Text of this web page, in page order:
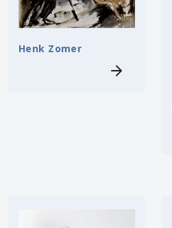
Henk Zomer